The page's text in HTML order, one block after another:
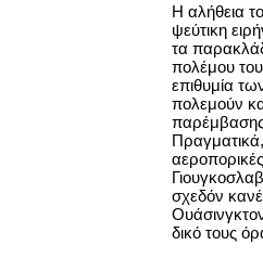
Η αλήθεια
ψεύτικη
τα
πολέμου
επιθυμία
πολεμούν
σχεδόν
δικό τους